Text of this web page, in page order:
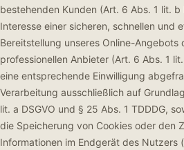
bestehenden Kunden (Art. 6 Abs. 1 lit. b
Interesse einer sicheren, schnellen und
Bereitstellung unseres Online-Angebots
professionellen Anbieter (Art. 6 Abs. 1
eine entsprechende Einwilligung
Verarbeitung ausschließlich auf
lit. a DSGVO und § 25 Abs. 1 TDDDG,
die Speicherung von Cookies oder den
Informationen im Endgerät des Nutzers